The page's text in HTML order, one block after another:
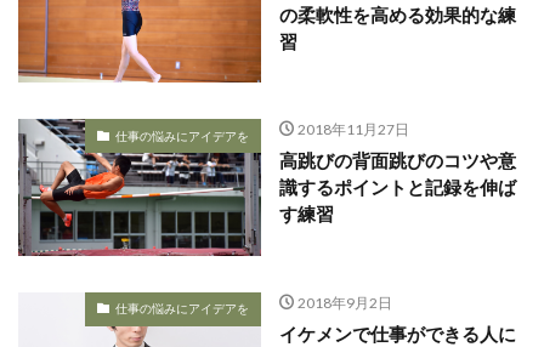
の柔軟性を高める効果的な練
習
仕事の悩みにアイデアを 2018年11月27日
高跳びの背面跳びのコツや意
識するポイントと記録を伸ば
す練習
仕事の悩みにアイデアを 2018年9月2日
イケメンで仕事ができる人に